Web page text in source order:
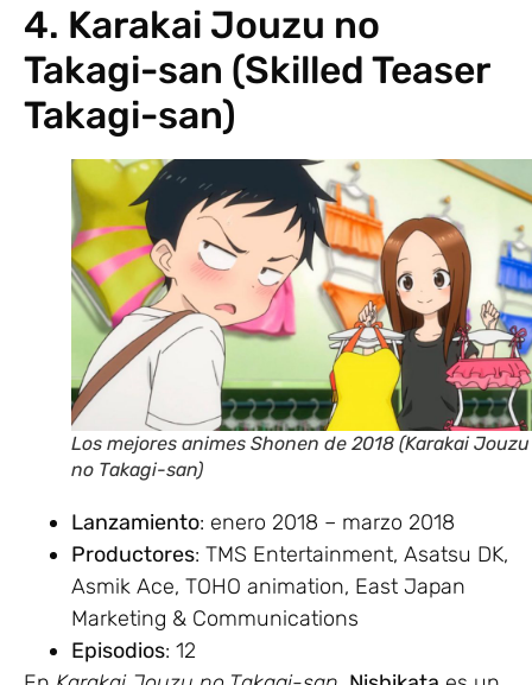
4. Karakai Jouzu no
Takagi-san (Skilled Teaser
Takagi-san)
Los mejores animes Shonen de 2018 (Karakai Jouzu
no Takagi-san)
Lanzamiento: enero 2018 – marzo 2018
Productores: TMS Entertainment, Asatsu DK,
Asmik Ace, TOHO animation, East Japan
Marketing & Communications
Episodios: 12